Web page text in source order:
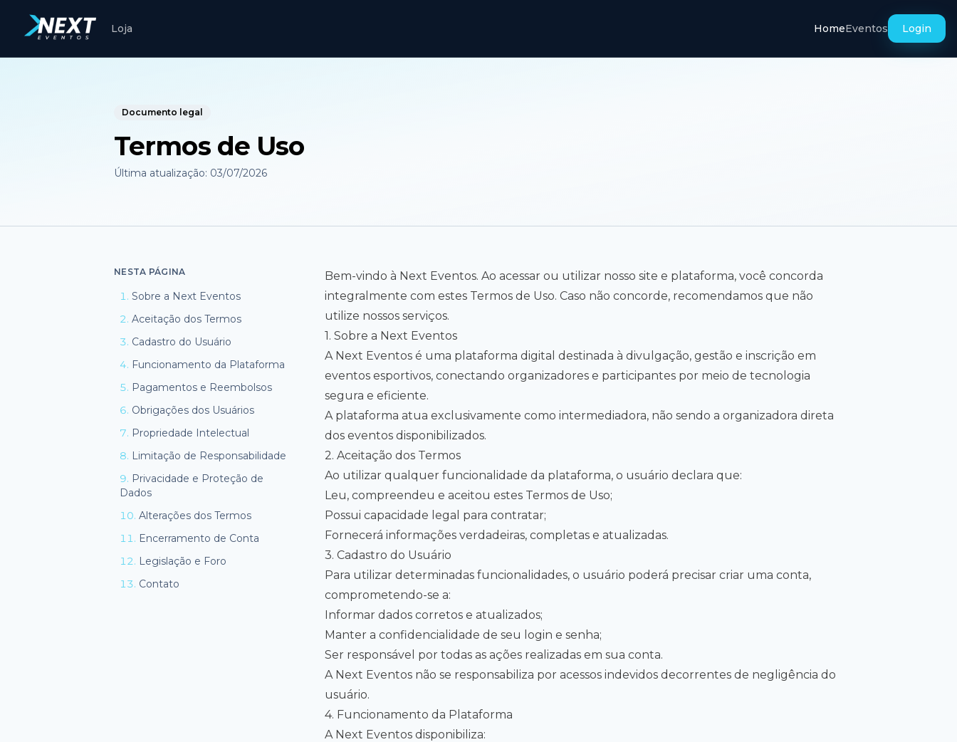
Loja HomeEventos Login
Documento legal
Termos de Uso
Última atualização: 03/07/2026
NESTA PÁGINA
1. Sobre a Next Eventos
2. Aceitação dos Termos
3. Cadastro do Usuário
4. Funcionamento da Plataforma
5. Pagamentos e Reembolsos
6. Obrigações dos Usuários
7. Propriedade Intelectual
8. Limitação de Responsabilidade
9. Privacidade e Proteção de
Dados
10. Alterações dos Termos
11. Encerramento de Conta
12. Legislação e Foro
13. Contato
Bem-vindo à Next Eventos. Ao acessar ou utilizar nosso site e plataforma, você concorda
integralmente com estes Termos de Uso. Caso não concorde, recomendamos que não
utilize nossos serviços.
1. Sobre a Next Eventos
A Next Eventos é uma plataforma digital destinada à divulgação, gestão e inscrição em
eventos esportivos, conectando organizadores e participantes por meio de tecnologia
segura e eficiente.
A plataforma atua exclusivamente como intermediadora, não sendo a organizadora direta
dos eventos disponibilizados.
2. Aceitação dos Termos
Ao utilizar qualquer funcionalidade da plataforma, o usuário declara que:
Leu, compreendeu e aceitou estes Termos de Uso;
Possui capacidade legal para contratar;
Fornecerá informações verdadeiras, completas e atualizadas.
3. Cadastro do Usuário
Para utilizar determinadas funcionalidades, o usuário poderá precisar criar uma conta,
comprometendo-se a:
Informar dados corretos e atualizados;
Manter a confidencialidade de seu login e senha;
Ser responsável por todas as ações realizadas em sua conta.
A Next Eventos não se responsabiliza por acessos indevidos decorrentes de negligência do
usuário.
4. Funcionamento da Plataforma
A Next Eventos disponibiliza: